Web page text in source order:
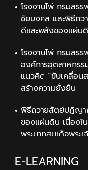
โรงงานไพ่ กรมสร
ชัยมงคล และพิธีถว
ดีและพลังของแผ่นดิ
โรงงานไพ่ กรมสร
องค์การอุตสาหกร
แนวคิด “ขับเคลื่อน
สร้างความยั่งยืน
พิธีถวายสัตย์ปฏิญา
ของแผ่นดิน เนื่องใ
พระบาทสมเด็จพร
E-LEARNING